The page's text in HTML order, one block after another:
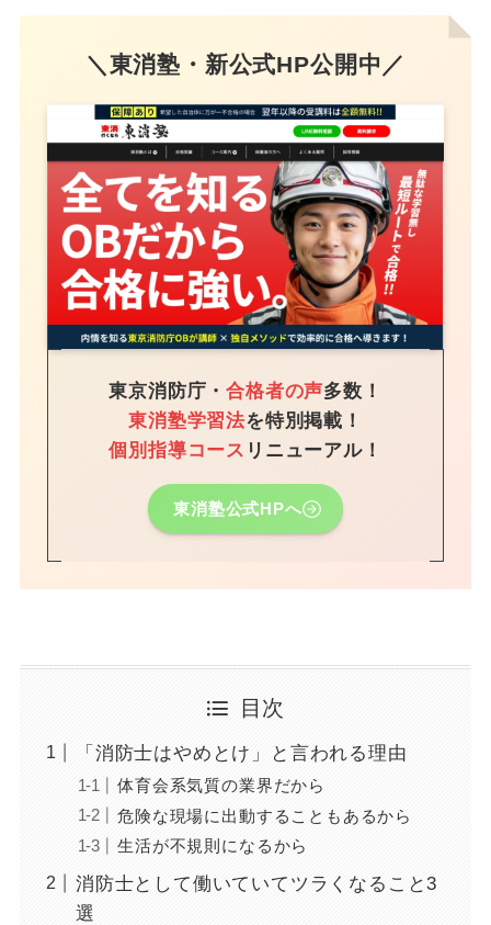
＼東消塾・新公式HP公開中／
東京消防庁・合格者の声多数！
東消塾学習法を特別掲載！
個別指導コース リニューアル！
東消塾公式HPへ
目次
「消防士はやめとけ」と言われる理由
体育会系気質の業界だから
危険な現場に出動することもあるから
生活が不規則になるから
消防士として働いていてツラくなること3
選